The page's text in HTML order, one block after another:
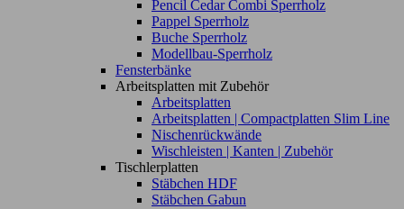
Pencil Cedar Combi Sperrholz
Pappel Sperrholz
Buche Sperrholz
Modellbau-Sperrholz
Fensterbänke
Arbeitsplatten mit Zubehör
Arbeitsplatten
Arbeitsplatten | Compactplatten Slim Line
Nischenrückwände
Wischleisten | Kanten | Zubehör
Tischlerplatten
Stäbchen HDF
Stäbchen Gabun